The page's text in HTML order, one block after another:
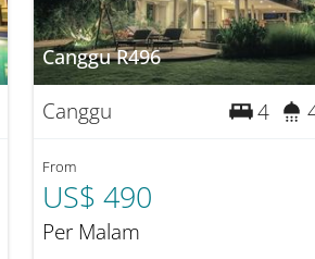
Canggu R496
Canggu 4
From
US$ 490
Per Malam